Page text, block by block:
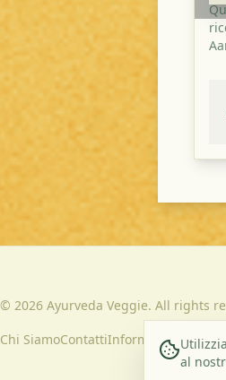
© 2026 Ayurveda Veggie. All rights
Chi SiamoContattiInformativa sulla
al